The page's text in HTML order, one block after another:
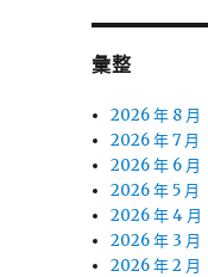
彙整
2026 年 8 月
2026 年 7 月
2026 年 6 月
2026 年 5 月
2026 年 4 月
2026 年 3 月
2026 年 2 月